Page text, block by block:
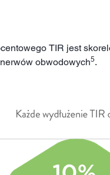
TIR jest
obwodowych5.